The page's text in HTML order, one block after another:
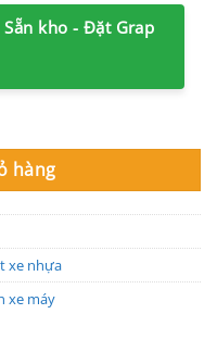
kho - Đặt Grap
vàng số lượng
hàng
xe nhựa
xe máy